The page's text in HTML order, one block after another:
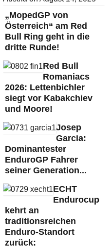
„MopedGP von
Österreich“ am Red
Bull Ring geht in die
dritte Runde!
Red Bull
Romaniacs
2026: Lettenbichler
siegt vor Kabakchiev
und Moore!
Josep
Garcia:
Dominantester
EnduroGP Fahrer
seiner Generation...
ECHT
Endurocup
kehrt an
traditionsreichen
Enduro-Standort
zurück: